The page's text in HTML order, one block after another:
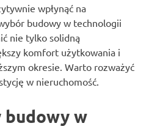
wpłynąć na
budowy w technologii
nie tylko solidną
komfort użytkowania i
okresie. Warto rozważyć
w nieruchomość.
budowy w